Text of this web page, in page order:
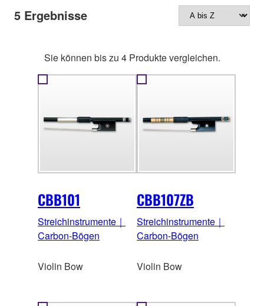
5 Ergebnisse
Sie können bis zu 4 Produkte vergleichen.
CBB101
Streichinstrumente｜
Carbon-Bögen
Violin Bow
CBB107ZB
Streichinstrumente｜
Carbon-Bögen
Violin Bow